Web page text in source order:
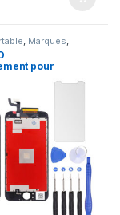
Marques
6s
pour